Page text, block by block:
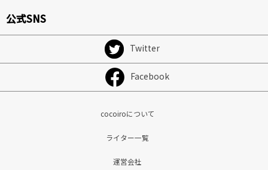
公式SNS
Twitter
Facebook
cocoiroについて
ライター一覧
運営会社